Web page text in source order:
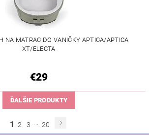
NA MATRAC DO VANIČKY APTICA/APTICA
XT/ELECTA
€29
ĎALŠIE PRODUKTY
1 2 3 20